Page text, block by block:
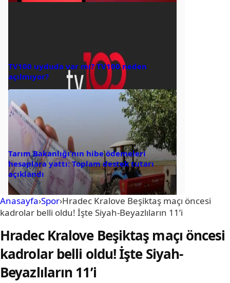
TV100 uyduda var mı? TV100 neden
açılmıyor?
Tarım Bakanlığı’nın hibe ödemeleri
hesaplara yattı: Toplam destek tutarı
açıklandı
Anasayfa›Spor›Hradec Kralove Beşiktaş maçı öncesi
kadrolar belli oldu! İşte Siyah-Beyazlıların 11’i
Hradec Kralove Beşiktaş maçı öncesi
kadrolar belli oldu! İşte Siyah-
Beyazlıların 11’i